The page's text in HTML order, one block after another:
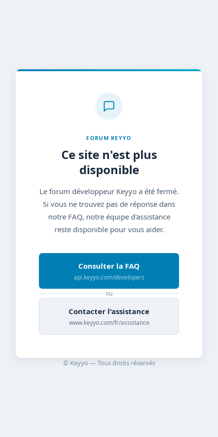
FORUM KEYYO
Ce site n'est plus
disponible
Le forum développeur Keyyo a été fermé.
Si vous ne trouvez pas de réponse dans
notre FAQ, notre équipe d'assistance
reste disponible pour vous aider.
Consulter la FAQ
api.keyyo.com/developers
ou
Contacter l'assistance
www.keyyo.com/fr/assistance
© Keyyo — Tous droits réservés